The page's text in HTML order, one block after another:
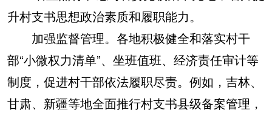
升村支书思想政治素质和履职能力。
加强监督管理。各地积极健全和落实村干
部“小微权力清单”、坐班值班、经济责任审计等
制度，促进村干部依法履职尽责。例如，吉林、
甘肃、新疆等地全面推行村支书县级备案管理，